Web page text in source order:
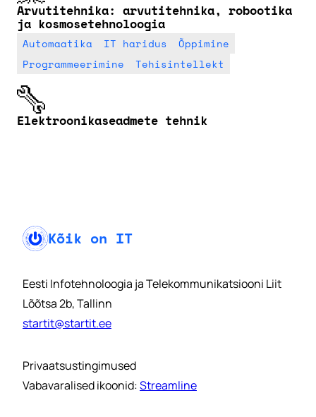
Arvutitehnika: arvutitehnika, robootika
ja kosmosetehnoloogia
Automaatika IT haridus
Õppimine
Programmeerimine
Tehisintellekt
Elektroonikaseadmete tehnik
Kõik on IT
Eesti Infotehnoloogia ja Telekommunikatsiooni Liit
Lõõtsa 2b, Tallinn
startit@startit.ee
Privaatsustingimused
Vabavaralised ikoonid:Streamline